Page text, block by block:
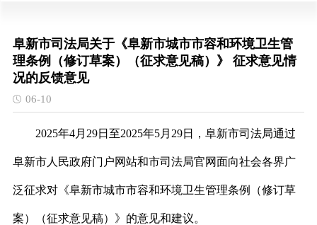
阜新市司法局关于《阜新市城市市容和环境卫生管
理条例（修订草案）（征求意见稿）》 征求意见情
况的反馈意见
06-10
2025年4月29日至2025年5月29日，阜新市司法局通过
阜新市人民政府门户网站和市司法局官网面向社会各界广
泛征求对《阜新市城市市容和环境卫生管理条例（修订草
案） （征求意见稿） 》的意见和建议。